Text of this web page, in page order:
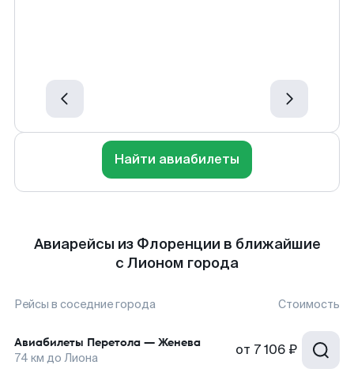
Найти авиабилеты
Авиарейсы из Флоренции в ближайшие
с Лионом города
Рейсы в соседние города Стоимость
Авиабилеты Перетола — Женева
74 км до Лиона от 7 106 ₽